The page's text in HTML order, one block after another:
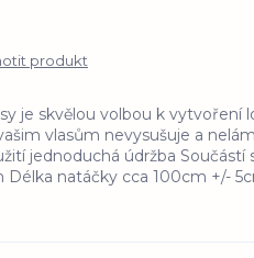
produkt
je skvělou volbou k vytvoření
vlasům nevysušuje a
jednoduchá údržba Součástí
Délka natáčky cca 100cm +/-